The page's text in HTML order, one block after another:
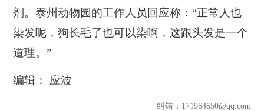
剂。泰州动物园的工作人员回应称：“正常人也
染发呢，狗长毛了也可以染啊，这跟头发是一个
道理。”
编辑： 应波
纠错：171964650@qq.com